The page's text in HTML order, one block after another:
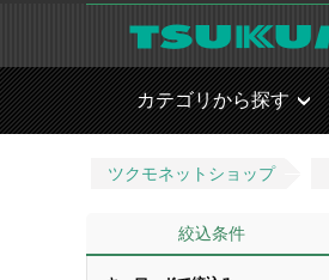
カテゴリから探す
ツクモネットショップ
絞込条件